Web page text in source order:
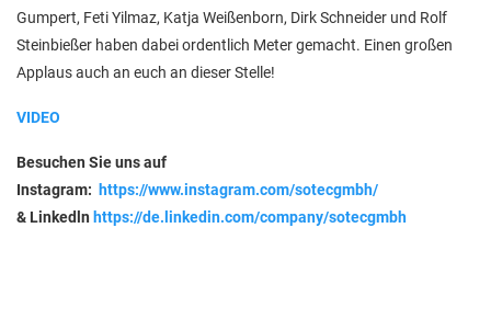
Gumpert, Feti Yilmaz, Katja Weißenborn, Dirk Schneider und Rolf
Steinbießer haben dabei ordentlich Meter gemacht. Einen großen
Applaus auch an euch an dieser Stelle!
VIDEO
Besuchen Sie uns auf
Instagram: https://www.instagram.com/sotecgmbh/
& Linkedln https://de.linkedin.com/company/sotecgmbh